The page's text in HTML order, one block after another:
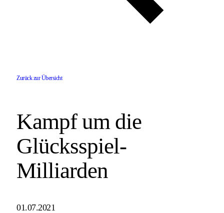
Zurück zur Übersicht
Kampf um die
Glücksspiel-
Milliarden
01.07.2021